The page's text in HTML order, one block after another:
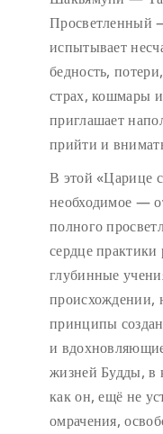
Просветленный
испытывает
бедность,
страх, кошмары
приглашает
прийти и
В этой «Царице
необходимое —
полного
сердце практики
глубинные
происхождении,
принципы
и
жизней Будды, в
как он, ещё не
омрачения,